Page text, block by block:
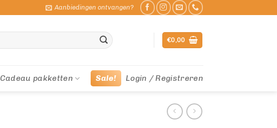
Aanbiedingen ontvangen?
€0,00
Cadeau pakketten Sale! Login / Registreren